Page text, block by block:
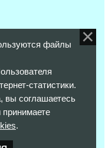
файлы
статистики.
вы соглашаетесь
.